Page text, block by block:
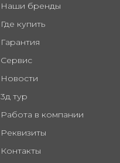
Наши бренды
Где купить
Гарантия
Сервис
Новости
3д тур
Работа в компании
Реквизиты
Контакты